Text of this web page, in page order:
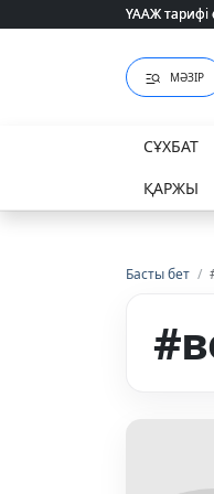
ҮААЖ тарифі
ҮААЖ тарифі
МӘЗІР
СҰХБАТ
ҚАРЖЫ
Басты бет /